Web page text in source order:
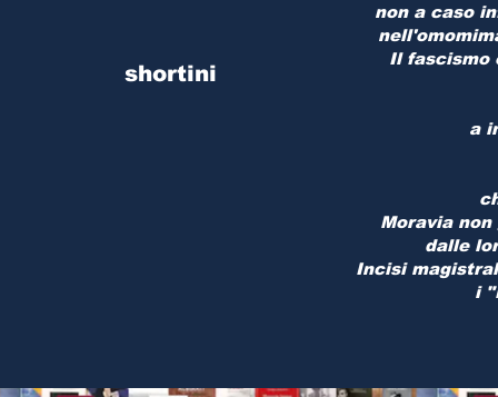
shortini
non a caso
Il fascismo
a
Moravia
dalle
Incisi
i